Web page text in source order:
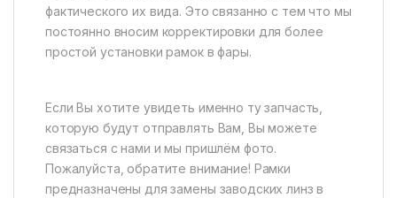
фактического их вида. Это связанно с тем что мы
постоянно вносим корректировки для более
простой установки рамок в фары.
Если Вы хотите увидеть именно ту запчасть,
которую будут отправлять Вам, Вы можете
связаться с нами и мы пришлём фото.
Пожалуйста, обратите внимание! Рамки
предназначены для замены заводских линз в